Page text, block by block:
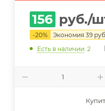
156 руб./
-20% Экономия 39
Есть в наличии: 2